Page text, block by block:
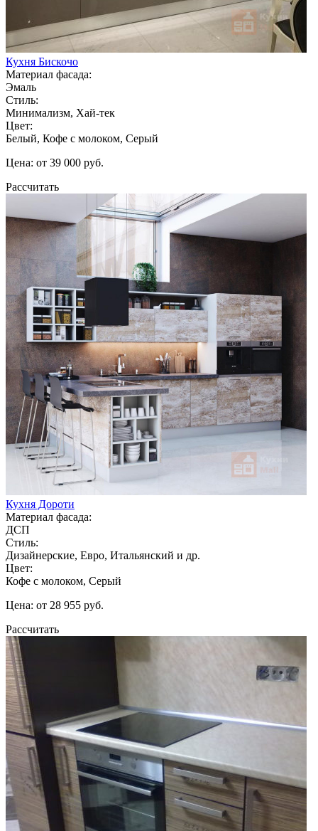
Кухня Бискочо
Материал фасада:
Эмаль
Стиль:
Минимализм, Хай-тек
Цвет:
Белый, Кофе с молоком, Серый
Цена: от 39 000 руб.
Рассчитать
Кухня Дороти
Материал фасада:
ДСП
Стиль:
Дизайнерские, Евро, Итальянский и др.
Цвет:
Кофе с молоком, Серый
Цена: от 28 955 руб.
Рассчитать